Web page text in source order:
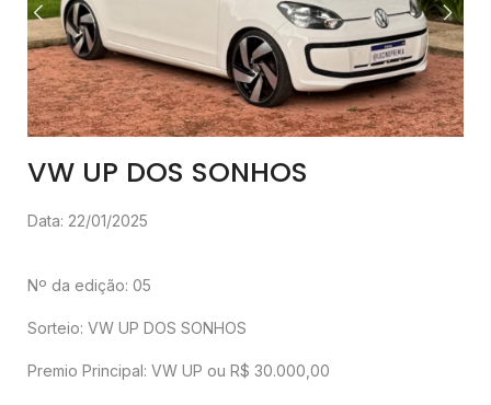
VW UP DOS SONHOS
Data: 22/01/2025
Nº da edição: 05
Sorteio: VW UP DOS SONHOS
Premio Principal: VW UP ou R$ 30.000,00